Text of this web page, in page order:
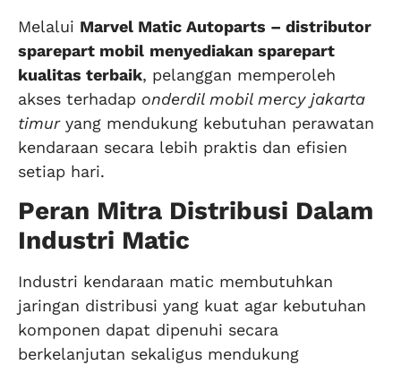
Melalui Marvel Matic Autoparts – distributor
sparepart mobil menyediakan sparepart
kualitas terbaik, pelanggan memperoleh
akses terhadap onderdil mobil mercy jakarta
timuryang mendukung kebutuhan perawatan
kendaraan secara lebih praktis dan efisien
setiap hari.
Peran Mitra Distribusi Dalam
Industri Matic
Industri kendaraan matic membutuhkan
jaringan distribusi yang kuat agar kebutuhan
komponen dapat dipenuhi secara
berkelanjutan sekaligus mendukung